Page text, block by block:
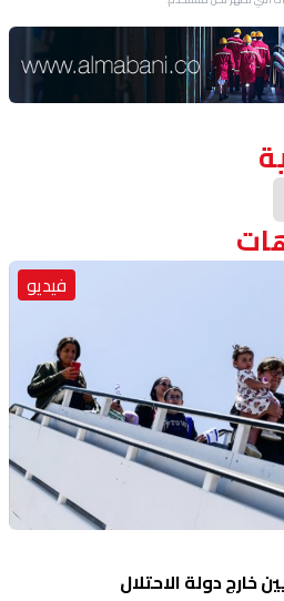
فيديو
خارج دولة الاحتلال